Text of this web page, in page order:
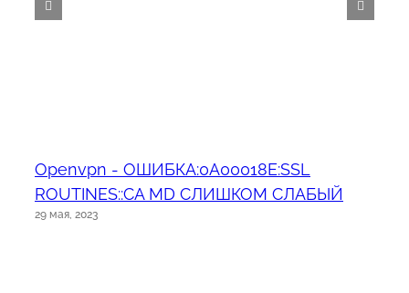
Openvpn - ОШИБКА:0A00018E:SSL
ROUTINES::CA MD СЛИШКОМ СЛАБЫЙ
29 мая, 2023